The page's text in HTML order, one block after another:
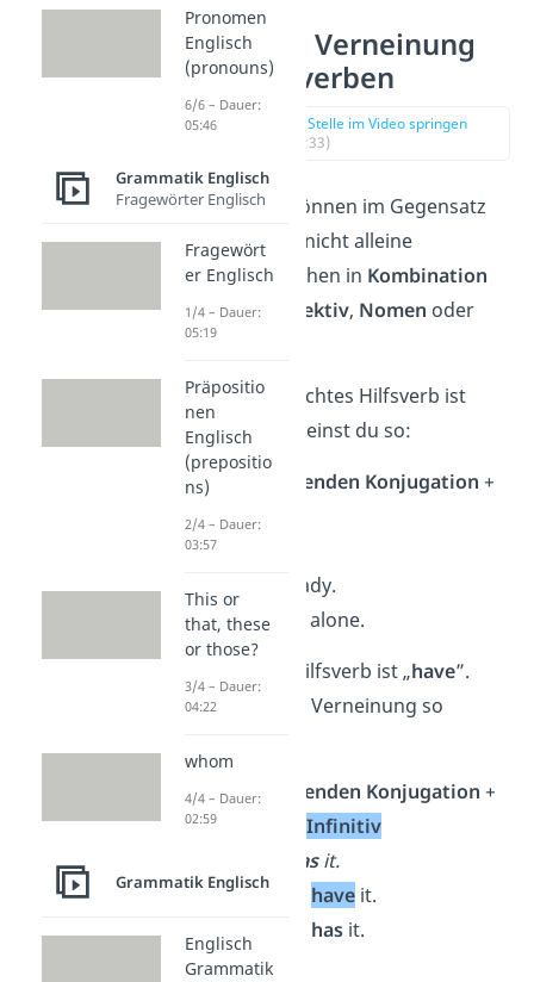
Englische Verneinung
von Hilfsverben
zur Stelle im Video springen
(02:33)
Hilfsverben
können im Gegensatz
zu Vollverben nicht alleine
stehen. Sie stehen in Kombination
mit einem
Adjektiv, Nomen oder
Vollverb
Ein oft gebrauchtes Hilfsverb ist
be”.Das verneinst du so:
bein der passenden Konjugation +
not
Beispiel:
ready.
→ Youare
alone.
Ein weiteres Hilfsverb ist „have”.
Dabei wird die Verneinung so
doin der passenden Konjugation +
not+
Infinitiv
hasit.
✓Hedoes haveit.
hasit.
Pronomen
Englisch
(pronouns)
6/6 – Dauer:
05:46
Grammatik Englisch
Fragewörter Englisch
Fragewört
er Englisch
1/4 – Dauer:
05:19
Präpositio
nen
Englisch
(prepositio
ns)
2/4 – Dauer:
03:57
This or
that, these
or those?
3/4 – Dauer:
04:22
whom
4/4 – Dauer:
02:59
Grammatik Englisch
Englisch
Grammatik